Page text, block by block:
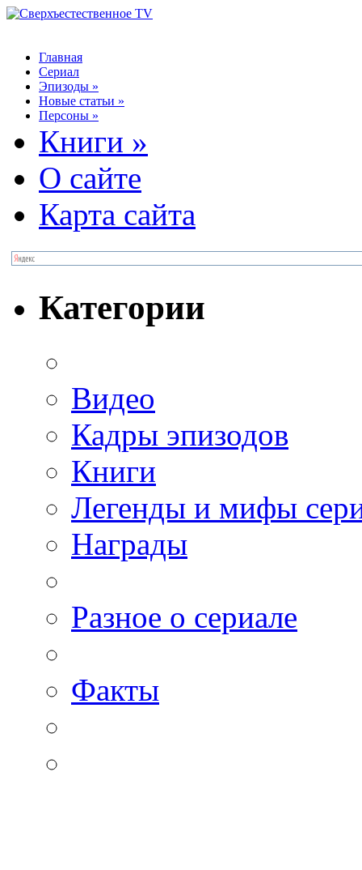
Главная
Сериал
Эпизоды »
Новые статьи »
Персоны »
Книги »
О сайте
Карта сайта
Категории
Видео
Кадры эпизодов
Книги
Легенды и мифы
Награды
Разное о сериале
Факты